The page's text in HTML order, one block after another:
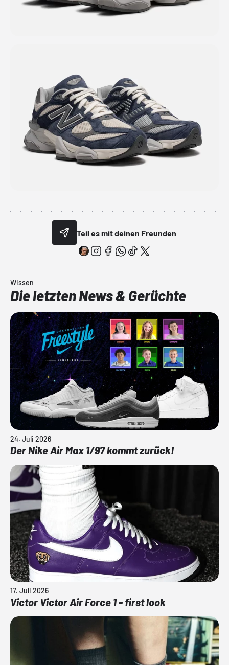
Teil es mit deinen Freunden
Wissen
Die letzten News & Gerüchte
24. Juli 2026
Der Nike Air Max 1/97 kommt zurück!
17. Juli 2026
Victor Victor Air Force 1 - first look